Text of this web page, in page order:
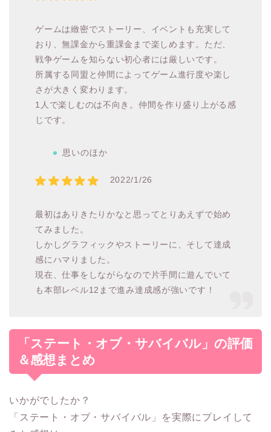
ゲームは緻密でストーリー、イベントも充実して
おり、無課金から重課金まで楽しめます。ただ、
戦争ゲームを知らない初心者には厳しいです。
所属する同盟と仲間によってゲーム進行度や楽し
さが大きく変わります。
1人で楽しむのは不向き。仲間を作り盛り上がる感
じです。
思いのほか
2022/1/26
最初はありきたりかなと思ってとりあえずで始め
てみました。
しかしグラフィックやストーリーに、そして達成
感にハマりました。
現在、仕事をしながらなので片手間に遊んでいて
も本部レベル12まで進み達成感が強いです！
「ステート・オブ・サバイバル」の評価
＆感想まとめ
いかがでしたか？
「ステート・オブ・サバイバル」を実際にプレイして